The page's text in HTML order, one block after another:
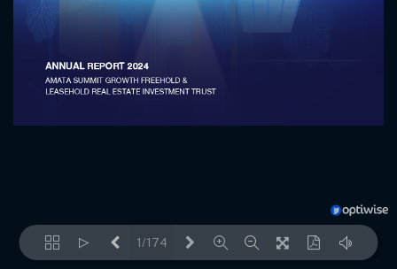
1/174